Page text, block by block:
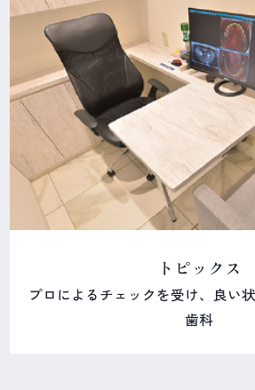
トピックス
プロによるチェックを受け、良い
歯科